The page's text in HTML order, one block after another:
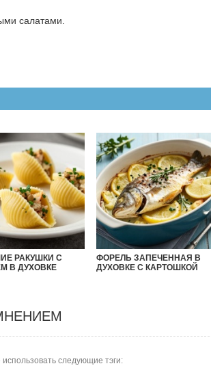
салатами.
РАКУШКИ С
В ДУХОВКЕ
ФОРЕЛЬ ЗАПЕЧЕННАЯ В
ДУХОВКЕ С КАРТОШКОЙ
следующие тэги: